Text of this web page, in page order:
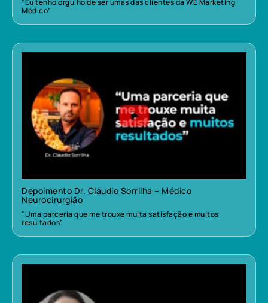
“Eu tenho orgulho de ser umas das clientes da WE Marketing
Médico”
Depoimento Dr. Cláudio Sorrilha – Médico
Neurocirurgião
“Uma parceria que me trouxe muita satisfação e muitos
resultados”